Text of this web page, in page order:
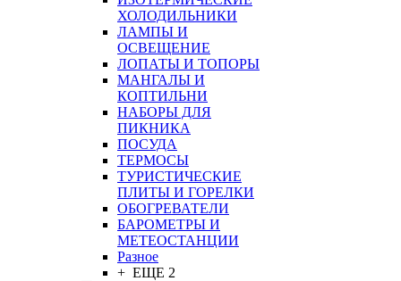
ХОЛОДИЛЬНИКИ
ЛАМПЫ И
ОСВЕЩЕНИЕ
ЛОПАТЫ И ТОПОРЫ
МАНГАЛЫ И
КОПТИЛЬНИ
НАБОРЫ ДЛЯ
ПИКНИКА
ПОСУДА
ТЕРМОСЫ
ТУРИСТИЧЕСКИЕ
ПЛИТЫ И ГОРЕЛКИ
ОБОГРЕВАТЕЛИ
БАРОМЕТРЫ И
МЕТЕОСТАНЦИИ
Разное
+ ЕЩЕ 2